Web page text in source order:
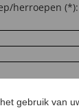
herroepen (*):
gebruik van